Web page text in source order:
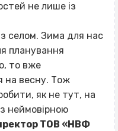
не лише із
з селом. Зима для нас
планування
то вже
на весну. Тож
як не тут, на
неймовірною
ТОВ «НВФ